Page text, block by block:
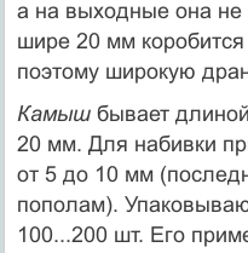
а на выходные она не
шире 20 мм коробится
поэтому широкую
Камышбывает
20 мм. Для набивки
от 5 до 10 мм
пополам).
100...200 шт. Его